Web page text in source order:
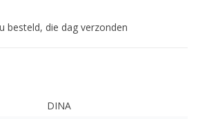
besteld, die dag verzonden
DINA